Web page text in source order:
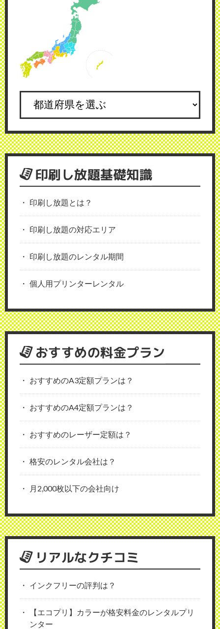
印刷し放題基礎知識
印刷し放題とは？
印刷し放題の対応エリア
印刷し放題のレンタル期間
個人用プリンターレンタル
おすすめの料金プラン
おすすめのA3定額プランは？
おすすめのA4定額プランは？
おすすめのレーザー定額は？
格安のレンタル会社は？
月2,000枚以下の会社向け
リアルなクチコミ
インクフリーの評判は？
【エコプリ】カラーが格安料金のレンタルプリ
ンター